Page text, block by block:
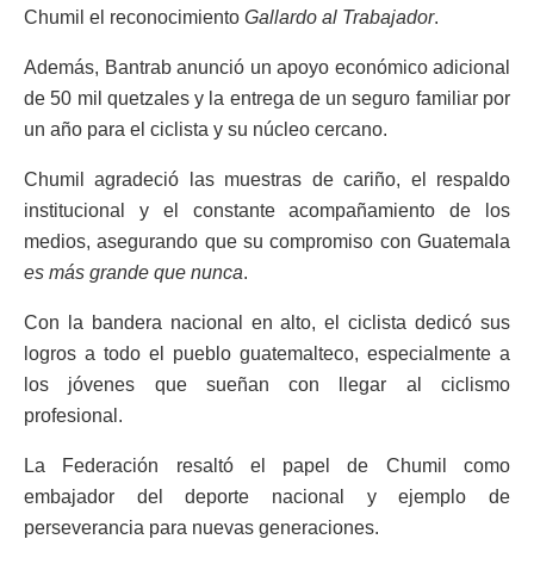
Chumil el reconocimiento Gallardo al Trabajador.
Además, Bantrab anunció un apoyo económico adicional
de 50 mil quetzales y la entrega de un seguro familiar por
un año para el ciclista y su núcleo cercano.
Chumil agradeció las muestras de cariño, el respaldo
institucional y el constante acompañamiento de los
medios, asegurando que su compromiso con Guatemala
es más grande que nunca.
Con la bandera nacional en alto, el ciclista dedicó sus
logros a todo el pueblo guatemalteco, especialmente a
los jóvenes que sueñan con llegar al ciclismo
profesional.
La Federación resaltó el papel de Chumil como
embajador del deporte nacional y ejemplo de
perseverancia para nuevas generaciones.